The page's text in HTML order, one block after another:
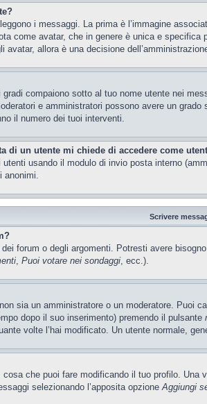
i messaggi. La prima è l’immagine
come avatar, che in genere è unica e
allora è una decisione
compaiono sotto al tuo nome utente nei
e amministratori possono avere un
il numero dei tuoi interventi.
un utente mi chiede di accedere come
usando il modulo di invio posta interno
anonimi.
Scrivere
forum o degli argomenti. Potresti avere
, Puoi votare nei sondaggi, ecc.).
sia un amministratore o un moderatore. Puoi
dopo il suo inserimento) premendo il pulsante
volte l’hai modificato. Un utente normale,
che puoi fare modificando il tuo profilo.
selezionando l’apposita opzioneAggiungi